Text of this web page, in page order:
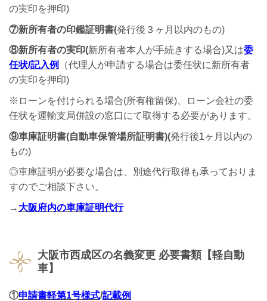
の実印を押印)
⑦新所有者の印鑑証明書(発行後３ヶ月以内のもの)
⑧新所有者の実印(新所有者本人が手続きする場合)又は委
任状/記入例
（代理人が申請する場合は委任状に新所有者
の実印を押印)
※ローンを付けられる場合(所有権留保)、ローン会社の委
任状を運輸支局併設の窓口にて取得する必要があります。
⑨車庫証明書(自動車保管場所証明書)(発行後1ヶ月以内の
もの)
◎車庫証明が必要な場合は、別途代行取得も承っておりま
すのでご相談下さい。
→ 大阪府内の車庫証明代行
大阪市西成区の名義変更 必要書類【軽自動
車】
①申請書軽第1号様式/記載例